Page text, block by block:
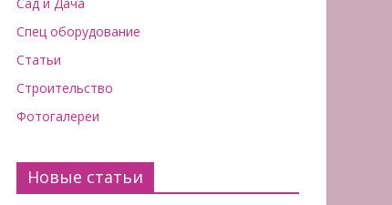
Спец оборудование
Статьи
Строительство
Фотогалереи
Новые статьи